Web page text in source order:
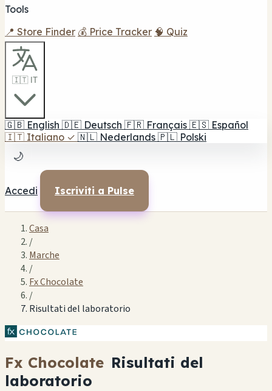
Tools
📍 Store Finder 💰 Price Tracker 🧠 Quiz
🇮🇹 IT
🇬🇧 English 🇩🇪 Deutsch 🇫🇷 Français 🇪🇸 Español
🇮🇹 Italiano ✓ 🇳🇱 Nederlands 🇵🇱 Polski
🌙
Accedi Iscriviti a Pulse
Casa
/
Marche
/
Fx Chocolate
/
Risultati del laboratorio
Fx Chocolate Risultati del
laboratorio